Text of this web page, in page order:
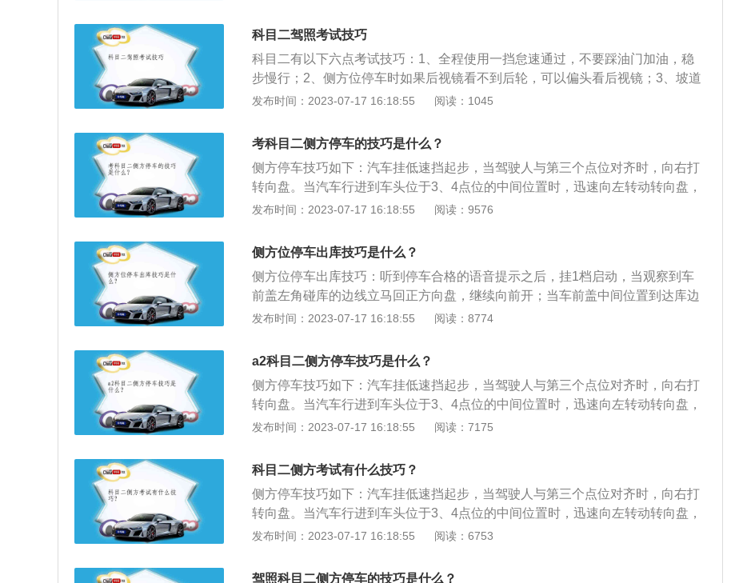
库右后角重合时，迅速回正方向。5、通过左后视镜观察，当左后轮与停车控制
线重合时，迅速向左打死方向。6、当车身与库边线平行时，停车。7、打开左转
向灯，挂一档，抬离合，起步。当车头左侧四分之一处与左侧路边线重合时，回
正方向，慢速前进。8、当车头右侧三分之一处与左侧路边线重合时，向右打一
圈方向。9、当车身正时，回正方向，缓慢驶出考试区域。
科目二驾照考试技巧
科目二有以下六点考试技巧：1、全程使用一挡怠速通过，不要踩油门加油，稳
步慢行；2、侧方位停车时如果后视镜看不到后轮，可以偏头看后视镜；3、坡道
定点注意如果没有把握，不要为了追求满分而压线，坡道起步时一定要稳住离
车将车轮回正或将车身摆正，尽量贴近右侧边线；5、曲线行驶大方向不要太
急，进入弯道后尽量走大圈；6、倒车入库全程用1挡及倒挡怠速，看准自己的
点，把控好关键点和时间，通过后视镜发现出现偏差时要知道如何微调回位。科
目二各项目考试技巧：1、直角转弯：直角转弯要学会利用从车后视镜，观察直
角转弯左侧的标线。当车辆的左侧耳窗经过这个标线时，就要开始打方向盘，即
过快导致转向不足。此外，还应注意不可超出或压上黄色标线。3、侧方停车：
方向盘向右打死，往后倒车;看车左边后视镜，后门把手应距黄色标线3厘米左右;
方向盘回正，汽车往后倒车，行进途中方向盘向左急打，而后正常打转向灯驶出
员可借此机会由后视镜观察车库边线，决定倒车时方向盘的角度。车身应与边线
衬应与黄色边线右上角重合，方向打死，即可倒车入库。5、坡道定点停车和起
步：（1）是要在平时的训练时，学会使用踩抬离合器。考试时，一上考试车就
了解这台车的离合器需要抬多高，才能处于半离合状态。（2）准确定点停车。
人的双眼视觉会有一个虚拟误差，明明觉得自己定点停了车，实际却已超过停车
志与标线重叠，车右前轮应距离黄色标线30厘米，车头前方停在黄色标线上。定
点起步时间不能超过30秒，起步时注意轻轻松开离合，同时小幅度踩住油门，再
松手刹，防止后溜。
发布时间：2023-07-17 16:18:55 阅读：1045
考科目二侧方停车的技巧是什么？
侧方停车技巧如下：汽车挂低速挡起步，当驾驶人与第三个点位对齐时，向右打
转向盘。当汽车行进到车头位于3、4点位的中间位置时，迅速向左转动转向盘，
使车头转向道路左侧。当车头接近道路左侧边线时，迅速回转转向盘并立即停
左打到极限位置。当车身两侧与车位（库）边线平行时，迅速回正转向盘并停
车。注意事项：坐姿要端正，这对于判断各个点位的准确性有着很关键的作用；
驶入停车区域，尽可能靠道路右边停车，但不可压到黄色的右边缘线，以免倒车
太靠后而压线。科目二满分为100分，设定不合格、减20分、减10分、减5分的项
目评判标准。符合下列规定的，考试合格：①报考大型客车、牵引车、城市公交
达到80分的。
发布时间：2023-07-17 16:18:55 阅读：9576
侧方位停车出库技巧是什么？
侧方位停车出库技巧：听到停车合格的语音提示之后，挂1档启动，当观察到车
前盖左角碰库的边线立马回正方向盘，继续向前开；当车前盖中间位置到达库边
线，立马向右打一圈方向，当车身摆正后回正方向驶入下一个考试区域即可。侧
方向盘。打死方向后看左反光镜直到车身与4号杆成直线，往左回直方向盘。看
着左边反光镜把车后退到左后轮压线正中间的时候往左边打死方向。侧方位停车
操作要求：机动车驾驶人驾驶车辆在车轮不轧碰车道边线、库位边线的情况下，
将车辆停入右侧车位中。
发布时间：2023-07-17 16:18:55 阅读：8774
a2科目二侧方停车技巧是什么？
侧方停车技巧如下：汽车挂低速挡起步，当驾驶人与第三个点位对齐时，向右打
转向盘。当汽车行进到车头位于3、4点位的中间位置时，迅速向左转动转向盘，
使车头转向道路左侧。当车头接近道路左侧边线时，迅速回转转向盘并立即停
左打到极限位置。当车身两侧与车位（库）边线平行时，迅速回正转向盘并停
车。注意事项：坐姿要端正，这对于判断各个点位的准确性有着很关键的作用；
驶入停车区域，尽可能靠道路右边停车，但不可压到黄色的右边缘线，以免倒车
太靠后而压线。科目二满分为100分，设定不合格、减20分、减10分、减5分的项
目评判标准。符合下列规定的，考试合格：①报考大型客车、牵引车、城市公交
达到80分的。
发布时间：2023-07-17 16:18:55 阅读：7175
科目二侧方考试有什么技巧？
侧方停车技巧如下：汽车挂低速挡起步，当驾驶人与第三个点位对齐时，向右打
转向盘。当汽车行进到车头位于3、4点位的中间位置时，迅速向左转动转向盘，
使车头转向道路左侧。当车头接近道路左侧边线时，迅速回转转向盘并立即停
左打到极限位置。当车身两侧与车位（库）边线平行时，迅速回正转向盘并停
发布时间：2023-07-17 16:18:55 阅读：6753
驾照科目二侧方停车的技巧是什么？